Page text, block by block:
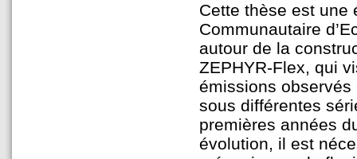
Cette thèse est une
Communautaire
autour de la
ZEPHYR-Flex, qui
émissions observés
sous différentes
premières années
évolution, il est